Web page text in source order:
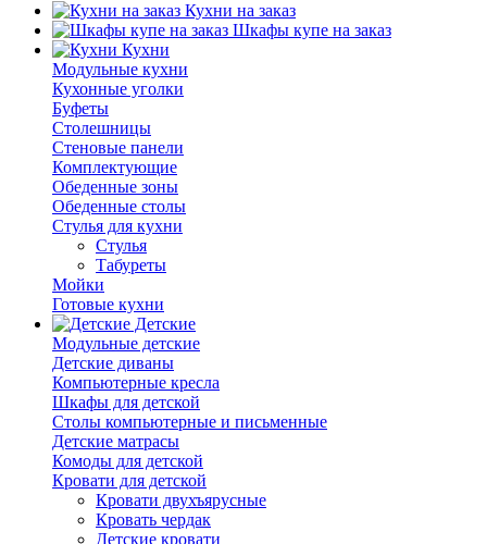
Кухни на заказ
Шкафы купе на заказ
Кухни
Модульные кухни
Кухонные уголки
Буфеты
Столешницы
Стеновые панели
Комплектующие
Обеденные зоны
Обеденные столы
Стулья для кухни
Cтулья
Табуреты
Мойки
Готовые кухни
Детские
Модульные детские
Детские диваны
Компьютерные кресла
Шкафы для детской
Столы компьютерные и письменные
Детские матрасы
Комоды для детской
Кровати для детской
Кровати двухъярусные
Кровать чердак
Детские кровати